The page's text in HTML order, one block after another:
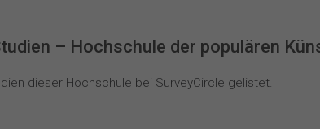
– Hochschule der populären
dieser Hochschule bei SurveyCircle gelistet.